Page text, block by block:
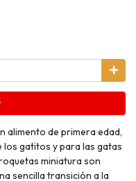
alimento de primera edad,
los gatitos y para las gatas
miniatura son
sencilla transición a la